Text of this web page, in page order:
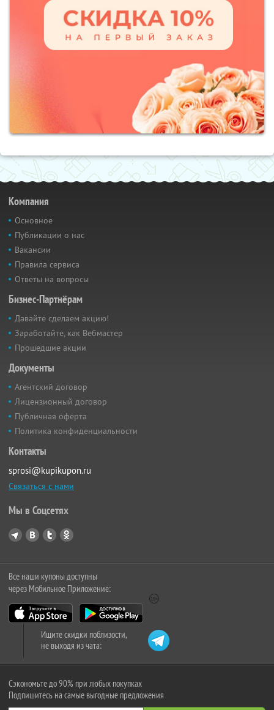
Компания
Основное
Публикации о нас
Вакансии
Правила сервиса
Ответы на вопросы
Бизнес-Партнёрам
Давайте сделаем акцию!
Заработайте, как Вебмастер
Прошедшие акции
Документы
Агентский договор
Лицензионный договор
Публичная оферта
Политика конфиденциальности
Контакты
sprosi@kupikupon.ru
Связаться с нами
Мы в Соцсетях
Все наши купоны доступны
через Мобильное Приложение:
Ищите скидки поблизости,
не выходя из чата:
Сэкономьте до 90% при любых покупках
Подпишитесь на самые выгодные предложения